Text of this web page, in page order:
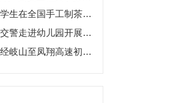
全国手工制茶大赛中创佳绩
儿园开展交通安全专题讲座活动
至凤翔高速初步设计获批！